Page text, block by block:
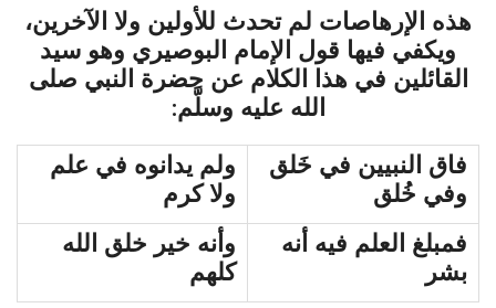
هذه الإرهاصات لم تحدث للأولين ولا الآخرين،
ويكفي فيها قول الإمام البوصيري وهو سيد
القائلين في هذا الكلام عن حضرة النبي صلى
الله عليه وسلَّم:
فاق النبيين في خَلق
وفي خُلق
ولم يدانوه في علم
ولا كرم
فمبلغ العلم فيه أنه
بشر
وأنه خير خلق الله
كلهم